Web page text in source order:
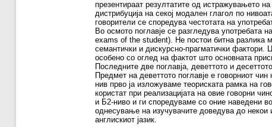
презентираат резултатите од истражувањето
дистрибуција на секој модален глагол по
говорители се споредува честотата на
Во осмото поглавје се разгледува употребата
exams of the student). Не постои битна разлика
семантички и дискурсно-прагматички фактори.
особено со оглед на фактот што основната
Последните две поглавја, деветтото и
Предмет на деветтото поглавје е говорниот
нив прво ја изложуваме теориската рамка на
користат при реализацијата на овие говорни
и Б2-ниво и ги споредуваме со оние наведени
однесување на изучувачите доведува до некои
англискиот јазик.